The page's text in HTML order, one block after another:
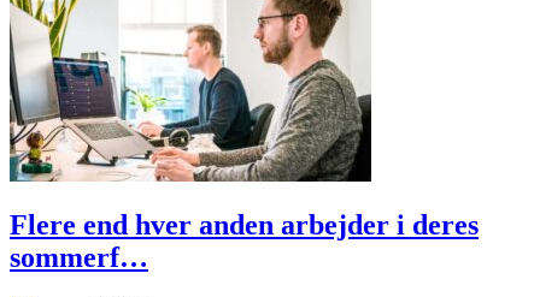
Flere end hver anden arbejder i deres
sommerf…